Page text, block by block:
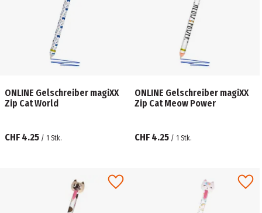
ONLINE Gelschreiber magiXX
Zip Cat World
CHF 4.25 / 1 Stk.
ONLINE Gelschreiber magiXX
Zip Cat Meow Power
CHF 4.25 / 1 Stk.